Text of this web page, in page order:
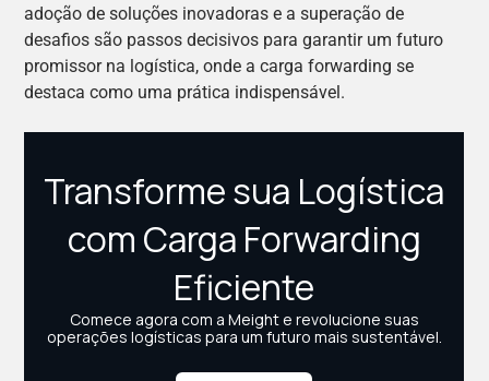
adoção de soluções inovadoras e a superação de
desafios são passos decisivos para garantir um futuro
promissor na logística, onde a carga forwarding se
destaca como uma prática indispensável.